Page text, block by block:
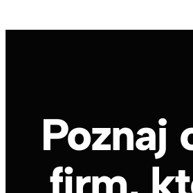
AI Automation
onboardingowe,
klientów,
i wspierające